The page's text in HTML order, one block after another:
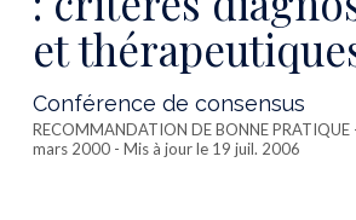
et
Conférence de consensus
RECOMMANDATION DE BONNE PRATIQUE
mars 2000 - Mis à jour le 19 juil. 2006